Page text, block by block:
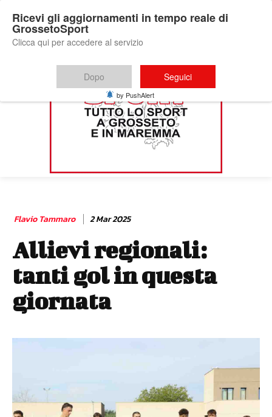
Flavio Tammaro 2 Mar 2025
Allievi regionali:
tanti gol in questa
giornata
Ricevi gli aggiornamenti in tempo reale di
GrossetoSport
Clicca qui per accedere al servizio
Dopo Seguici
by PushAlert